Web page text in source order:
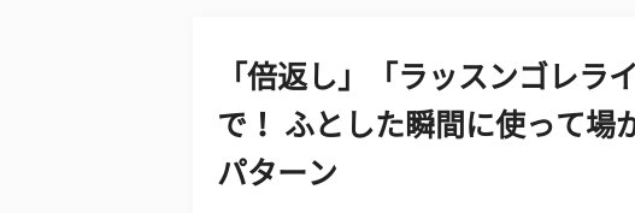
「倍返し」「ラッスンゴレラ
で！ ふとした瞬間に使って場
パターン